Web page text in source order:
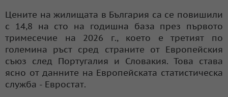
Цените на жилищата в България са се повишили
с 14,8 на сто на годишна база през първото
тримесечие на 2026 г., което е третият по
големина ръст сред страните от Европейския
съюз след Португалия и Словакия. Това става
ясно от данните на Европейската статистическа
служба - Евростат.